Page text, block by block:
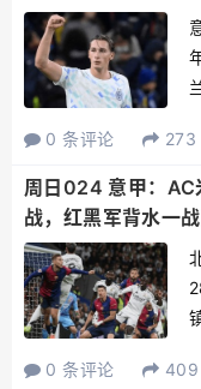
0 条评论 273
周日024 意甲：AC
战，红黑军背水一
0 条评论 409